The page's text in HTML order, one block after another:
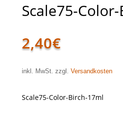
Scale75-
2,40€
inkl. MwSt. zzgl. Versandkosten
Scale75-Color-Birch-17ml